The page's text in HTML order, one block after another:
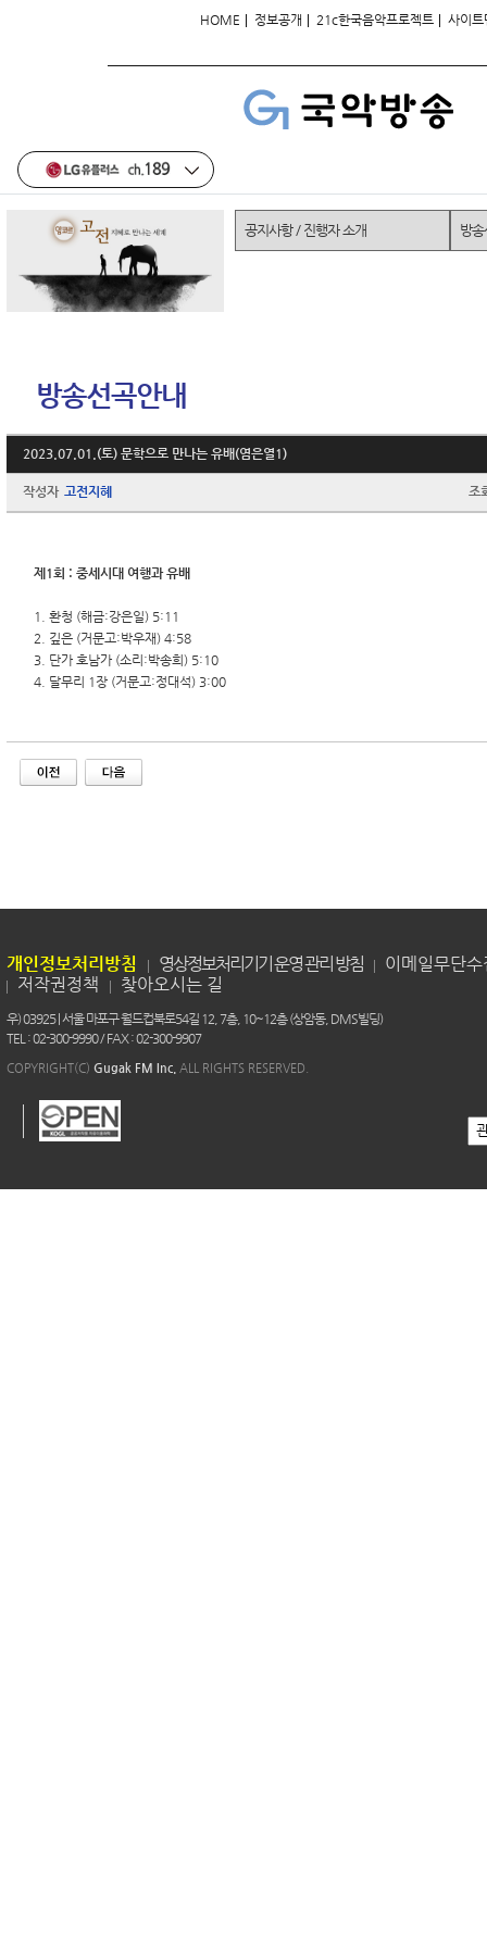
HOME | 정보공개 | 21c한국음악프로젝트 | 사이트
방송선곡안내
2023.07.01.(토) 문학으로 만나는 유배(염은열1)
작성자 고전지혜 조
제1회 : 중세시대 여행과 유배
1. 환청 (해금:강은일) 5:11
2. 깊은 (거문고:박우재) 4:58
3. 단가 호남가 (소리:박송희) 5:10
4. 달무리 1장 (거문고:정대석) 3:00
공지사항 / 진행자 소개 방
개인정보처리방침 영상정보처리기기 운영 관리 방침
이메일무단
저작권정책
찾아오시는 길
우) 03925 | 서울 마포구 월드컵북로54길 12, 7층, 10~12층 (상암동, DMS빌딩)
TEL : 02-300-9990 / FAX : 02-300-9907
COPYRIGHT(C) Gugak FM Inc. ALL RIGHTS RESERVED.